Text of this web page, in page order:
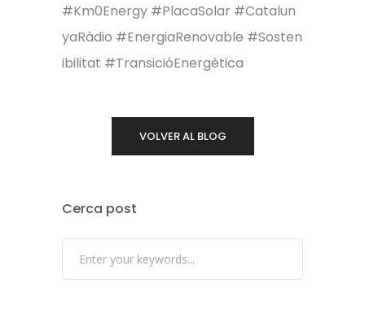
#Km0Energy #PlacaSolar #Catalun
yaRàdio #EnergiaRenovable #Sosten
ibilitat #TransicióEnergètica
VOLVER AL BLOG
Cerca post